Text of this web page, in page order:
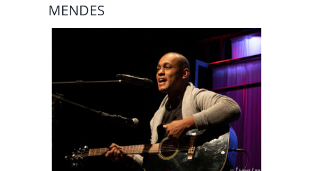
MENDES